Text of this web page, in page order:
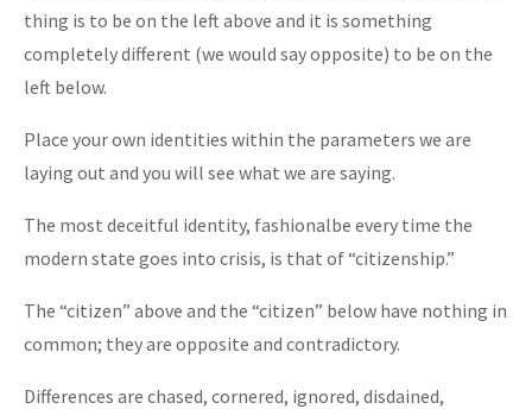
thing is to be on the left above and it is something
completely different (we would say opposite) to be on the
left below.
Place your own identities within the parameters we are
laying out and you will see what we are saying.
The most deceitful identity, fashionalbe every time the
modern state goes into crisis, is that of “citizenship.”
The “citizen” above and the “citizen” below have nothing in
common; they are opposite and contradictory.
Differences are chased, cornered, ignored, disdained,